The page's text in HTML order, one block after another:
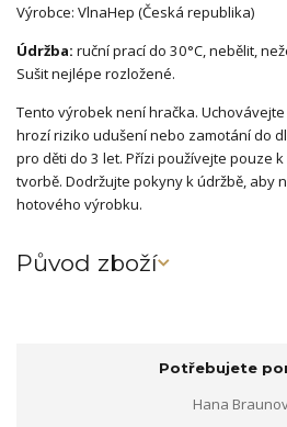
Výrobce: VlnaHep (Česká republika)
Údržba: ruční prací do 30°C, nebělit,
Sušit nejlépe rozložené.
Tento výrobek není hračka.
hrozí riziko udušení nebo zamotání do
pro děti do 3 let. Přízi používejte pouze
tvorbě. Dodržujte pokyny k údržbě, aby
hotového výrobku.
Původ zboží
Potřebujete
Hana